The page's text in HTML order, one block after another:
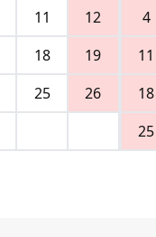
11
12
18
19
25
26
4
11
18
25